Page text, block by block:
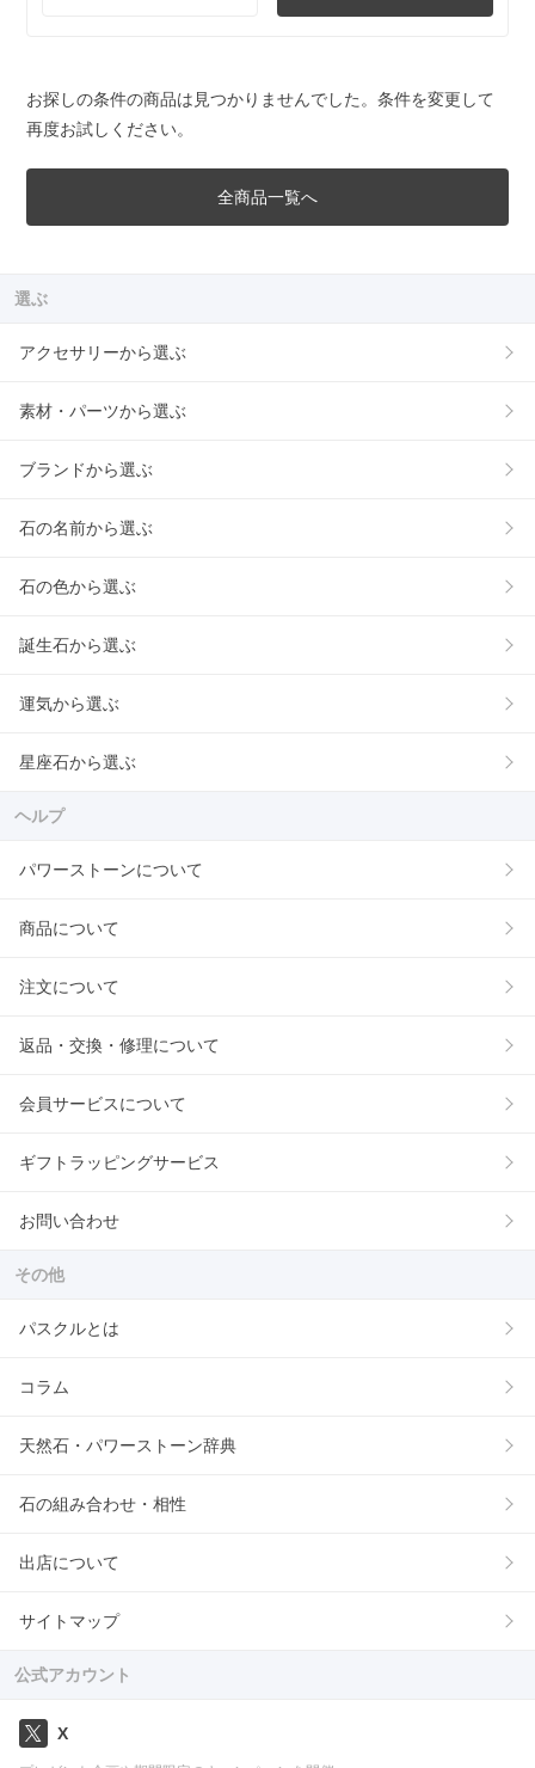
お探しの条件の商品は見つかりませんでした。条件を変更して
再度お試しください。
全商品一覧へ
選ぶ
アクセサリーから選ぶ
素材・パーツから選ぶ
ブランドから選ぶ
石の名前から選ぶ
石の色から選ぶ
誕生石から選ぶ
運気から選ぶ
星座石から選ぶ
ヘルプ
パワーストーンについて
商品について
注文について
返品・交換・修理について
会員サービスについて
ギフトラッピングサービス
お問い合わせ
その他
パスクルとは
コラム
天然石・パワーストーン辞典
石の組み合わせ・相性
出店について
サイトマップ
公式アカウント
X